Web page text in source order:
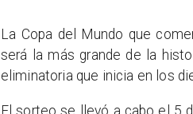
La Copa del Mundo que
será la más grande de la
eliminatoria que inicia en los
El sorteo se llevó a cabo el 5